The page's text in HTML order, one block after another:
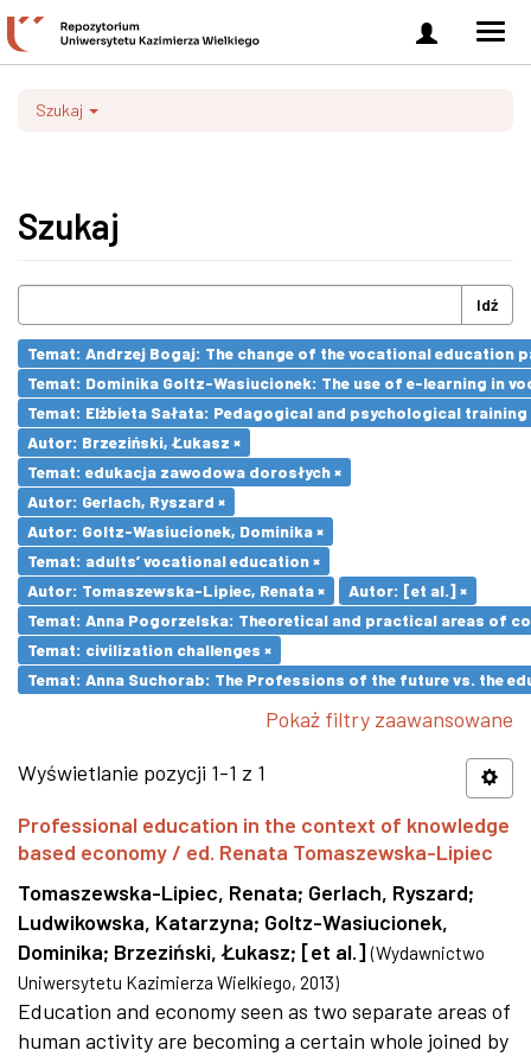
Zaloguj
się
Szukaj
Szukaj
Idź
Temat: Andrzej Bogaj: The change of the vocational education
Temat: Dominika Goltz-Wasiucionek: The use of e-learning in
Temat: Elżbieta Sałata: Pedagogical and psychological
Autor: Brzeziński, Łukasz ×
Temat: edukacja zawodowa dorosłych ×
Autor: Gerlach, Ryszard ×
Autor: Goltz-Wasiucionek, Dominika ×
Temat: adults’ vocational education ×
Autor: Tomaszewska-Lipiec, Renata ×
Autor: [et al.] ×
Temat: Anna Pogorzelska: Theoretical and practical areas of
Temat: civilization challenges ×
Temat: Anna Suchorab: The Professions of the future vs. the
Pokaż filtry zaawansowane
Wyświetlanie pozycji 1-1 z 1
Professional education in the context of knowledge
based economy / ed. Renata Tomaszewska-Lipiec
Tomaszewska-Lipiec, Renata; Gerlach, Ryszard;
Ludwikowska, Katarzyna; Goltz-Wasiucionek,
Dominika; Brzeziński, Łukasz; [et al.] (Wydawnictwo
Uniwersytetu Kazimierza Wielkiego, 2013)
Education and economy seen as two separate areas of
human activity are becoming a certain whole joined by